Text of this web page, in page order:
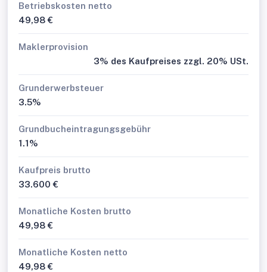
Betriebskosten netto
49,98 €
Maklerprovision
3% des Kaufpreises zzgl. 20% USt.
Grunderwerbsteuer
3.5%
Grundbucheintragungsgebühr
1.1%
Kaufpreis brutto
33.600 €
Monatliche Kosten brutto
49,98 €
Monatliche Kosten netto
49,98 €